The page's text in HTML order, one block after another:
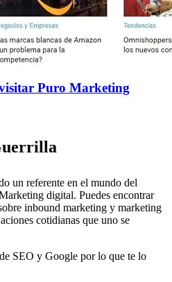
Puro Marketing
un referente en el mundo del
digital. Puedes encontrar
inbound marketing y marketing
cotidianas que uno se
SEO y Google por lo que te lo